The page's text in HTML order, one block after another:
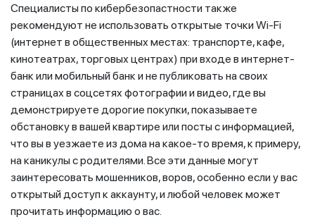
Специалисты по кибербезопастности также
рекомендуют не использовать открытые точки Wi-Fi
(интернет в общественных местах: транспорте, кафе,
кинотеатрах, торговых центрах) при входе в интернет-
банк или мобильный банк и не публиковать на своих
страницах в соцсетях фотографии и видео, где вы
демонстрируете дорогие покупки, показываете
обстановку в вашей квартире или посты с информацией,
что вы в уезжаете из дома на какое-то время, к примеру,
на каникулы с родителями. Все эти данные могут
заинтересовать мошенников, воров, особенно если у вас
открытый доступ к аккаунту, и любой человек может
прочитать информацию о вас.